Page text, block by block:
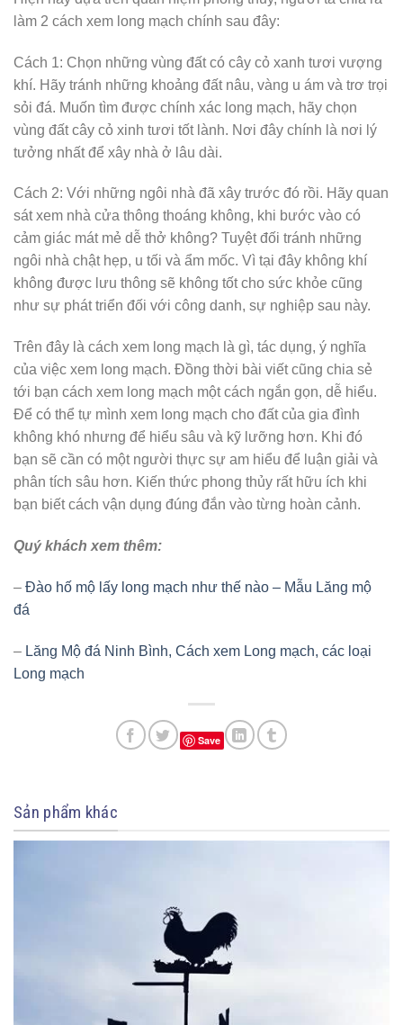
làm 2 cách xem long mạch chính sau đây:
Cách 1: Chọn những vùng đất có cây cỏ xanh tươi vượng
khí. Hãy tránh những khoảng đất nâu, vàng u ám và trơ trọi
sỏi đá. Muốn tìm được chính xác long mạch, hãy chọn
vùng đất cây cỏ xinh tươi tốt lành. Nơi đây chính là nơi lý
tưởng nhất để xây nhà ở lâu dài.
Cách 2: Với những ngôi nhà đã xây trước đó rồi. Hãy quan
sát xem nhà cửa thông thoáng không, khi bước vào có
cảm giác mát mẻ dễ thở không? Tuyệt đối tránh những
ngôi nhà chật hẹp, u tối và ẩm mốc. Vì tại đây không khí
không được lưu thông sẽ không tốt cho sức khỏe cũng
như sự phát triển đối với công danh, sự nghiệp sau này.
Trên đây là cách xem long mạch là gì, tác dụng, ý nghĩa
của việc xem long mạch. Đồng thời bài viết cũng chia sẻ
tới bạn cách xem long mạch một cách ngắn gọn, dễ hiểu.
Để có thể tự mình xem long mạch cho đất của gia đình
không khó nhưng để hiểu sâu và kỹ lưỡng hơn. Khi đó
bạn sẽ cần có một người thực sự am hiểu để luận giải và
phân tích sâu hơn. Kiến thức phong thủy rất hữu ích khi
bạn biết cách vận dụng đúng đắn vào từng hoàn cảnh.
Quý khách xem thêm:
– Đào hố mộ lấy long mạch như thế nào – Mẫu Lăng mộ
đá
– Lăng Mộ đá Ninh Bình, Cách xem Long mạch, các loại
Long mạch
Save
Sản phẩm khác